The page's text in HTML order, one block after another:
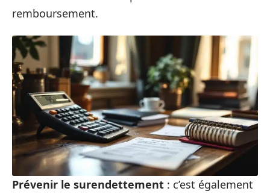
remboursement.
Prévenir le surendettement : c’est également